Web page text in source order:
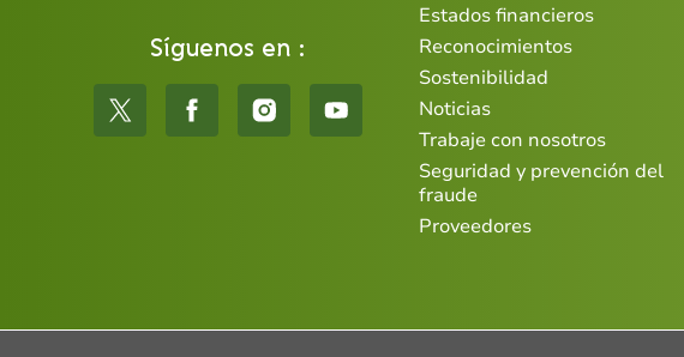
Síguenos en :
Estados financieros
Reconocimientos
Sostenibilidad
Noticias
Trabaje con nosotros
Seguridad y prevención del
fraude
Proveedores